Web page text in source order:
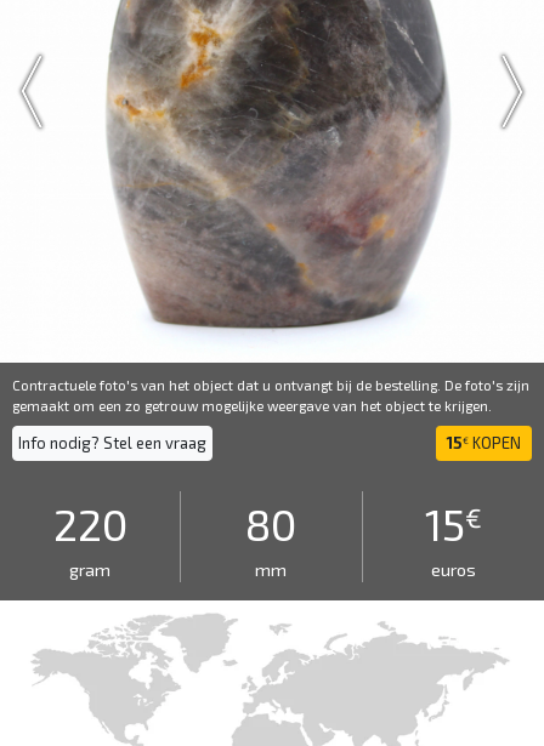
Contractuele foto's van het object dat u ontvangt bij de bestelling. De foto's zijn
gemaakt om een ​​zo getrouw mogelijke weergave van het object te krijgen.
Info nodig? Stel een vraag 15€ KOPEN
220
gram
80
mm
15€
euros